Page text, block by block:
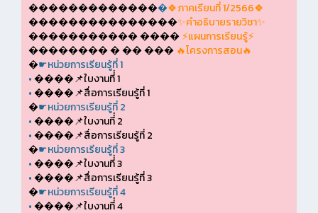
��������������🍀ภาคเรียนที่ 1/2566🍀
���������������✨คำอธิบายรายวิชา✨
����������� ����⚡แผนการเรียนรู้⚡
�������� � �� ��� 🔥โครงการสอน🔥
�☛หน่วยการเรียนรู้ที่ 1
•����📌ใบงานที่่ 1
•����📌สื่อการเรียนรู้ที่ 1
�☛หน่วยการเรียนรู้ที่ 2
•����📌ใบงานที่่ 2
•����📌สื่อการเรียนรู้ที่ 2
�☛หน่วยการเรียนรู้ที่ 3
•����📌ใบงานที่่ 3
•����📌สื่อการเรียนรู้ที่ 3
�☛หน่วยการเรียนรู้ที่ 4
•����📌ใบงานที่่ 4